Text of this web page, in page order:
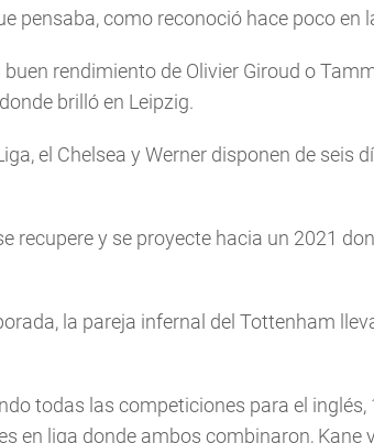
pensaba, como reconoció hace poco en
rendimiento de Olivier Giroud o
brilló en Leipzig.
el Chelsea y Werner disponen de seis
recupere y se proyecte hacia un 2021
la pareja infernal del Tottenham
todas las competiciones para el inglés,
en liga donde ambos combinaron, Kane